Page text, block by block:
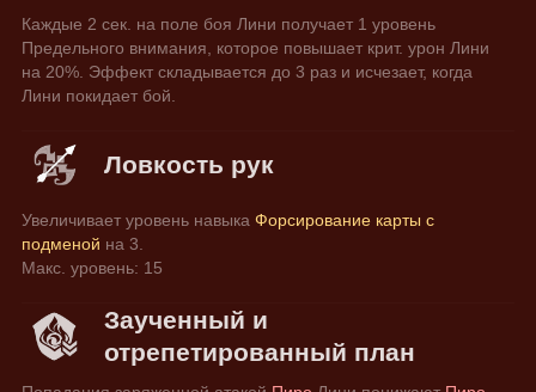
Каждые 2 сек. на поле боя Лини получает 1 уровень
Предельного внимания, которое повышает крит. урон Лини
на 20%. Эффект складывается до 3 раз и исчезает, когда
Лини покидает бой.
Ловкость рук
Увеличивает уровень навыка Форсирование карты с
подменой на 3.
Макс. уровень: 15
Заученный и
отрепетированный план